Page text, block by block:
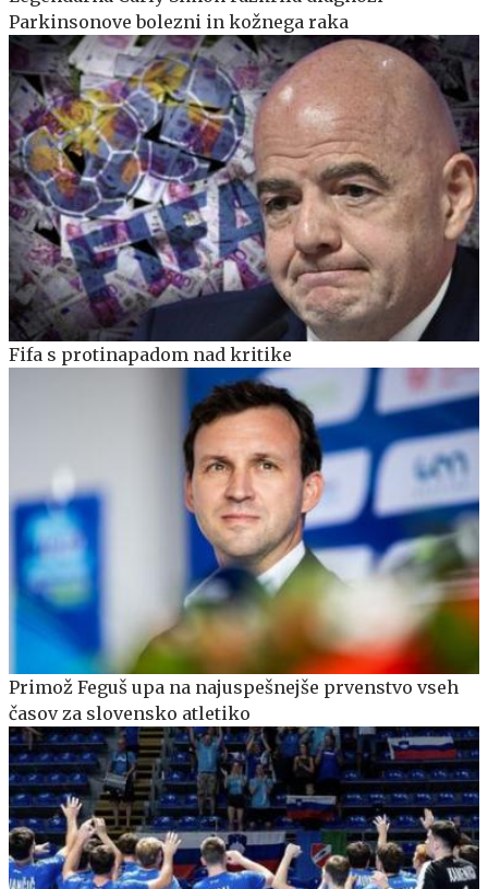
Parkinsonove bolezni in kožnega raka
Fifa s protinapadom nad kritike
Primož Feguš upa na najuspešnejše prvenstvo vseh
časov za slovensko atletiko